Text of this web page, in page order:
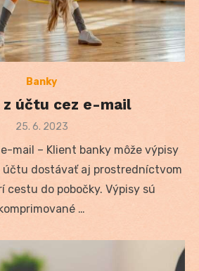
Banky
z účtu cez e-mail
Posted
25. 6. 2023
mail – Klient banky môže výpisy
účtu dostávať aj prostredníctvom
cestu do pobočky. Výpisy sú
…